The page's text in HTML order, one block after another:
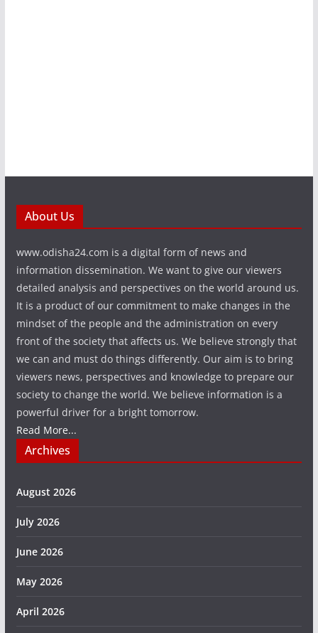
About Us
www.odisha24.com is a digital form of news and
information dissemination. We want to give our viewers
detailed analysis and perspectives on the world around us.
It is a product of our commitment to make changes in the
mindset of the people and the administration on every
front of the society that affects us. We believe strongly that
we can and must do things differently. Our aim is to bring
viewers news, perspectives and knowledge to prepare our
society to change the world. We believe information is a
powerful driver for a bright tomorrow.
Read More...
Archives
August 2026
July 2026
June 2026
May 2026
April 2026